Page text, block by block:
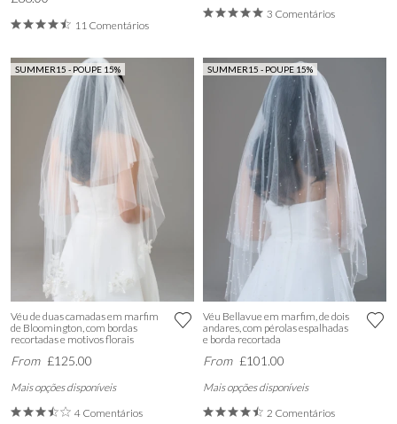
11 Comentários
3 Comentários
SUMMER15 - POUPE 15%
Véu de duas camadas em marfim
de Bloomington, com bordas
recortadas e motivos florais
From £125.00
Mais opções disponíveis
4 Comentários
SUMMER15 - POUPE 15%
Véu Bellavue em marfim, de dois
andares, com pérolas espalhadas
e borda recortada
From £101.00
Mais opções disponíveis
2 Comentários